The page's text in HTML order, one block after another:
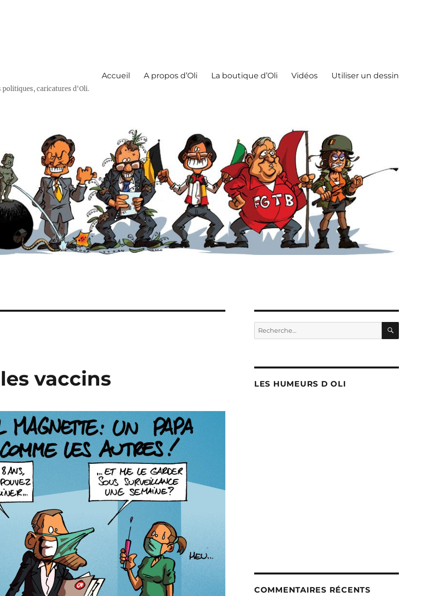
caricatures d'Oli.
Accueil A propos d’Oli La boutique d’Oli Vidéos Utiliser un dessin
vaccins
Recherche
pour :
LES HUMEURS D OLI
COMMENTAIRES RÉCENTS